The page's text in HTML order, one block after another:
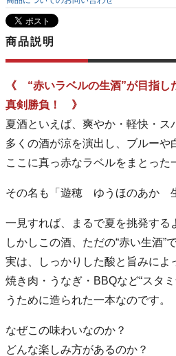
商品説明
《 “赤いラベルの生酒”が目指し
真剣勝負！ 》
夏酒といえば、爽やか・軽快・ス
多くの酒が涼を演出し、ブルーや
ここに真っ赤なラベルをまとった
その名も「遊穂 ゆうほのあか
一見すれば、まるで夏を挑発する
しかしこの酒、ただの“赤い生酒”
実は、しっかりした酸と旨みによ
焼き肉・うなぎ・BBQなど“スタ
うために造られた一本なのです。
なぜこの味わいなのか？
どんな楽しみ方があるのか？